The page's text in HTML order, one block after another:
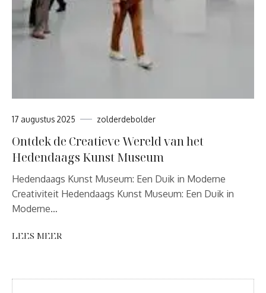
17 augustus 2025 zolderdebolder
Ontdek de Creatieve Wereld van het
Hedendaags Kunst Museum
Hedendaags Kunst Museum: Een Duik in Moderne
Creativiteit Hedendaags Kunst Museum: Een Duik in
Moderne…
LEES MEER